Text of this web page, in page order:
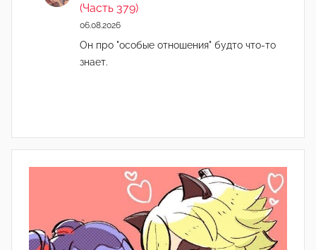
(Часть 379)
06.08.2026
Он про "особые отношения" будто что-то
знает.